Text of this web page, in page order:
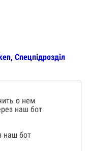
Спецпiдроздiл
о нем
наш бот
наш бот